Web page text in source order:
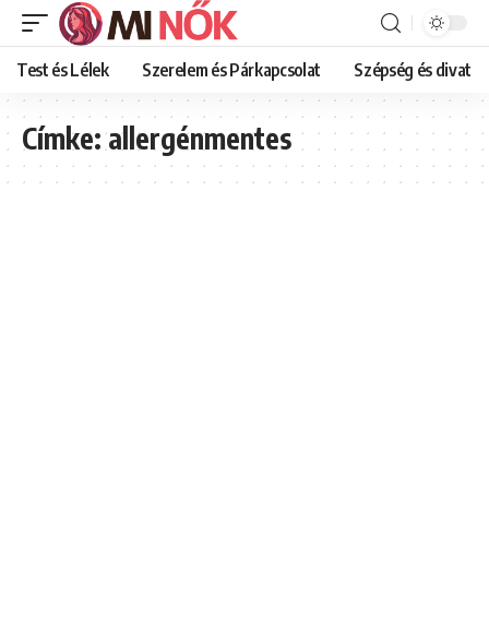
Test és Lélek Szerelem és Párkapcsolat Szépség és divat
Címke:allergénmentes